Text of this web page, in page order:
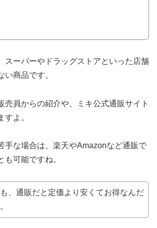
スーパーやドラッグストアといった店舗
い商品です。
売員からの紹介や、ミキ公式通販サイト
すよ。
手な場合は、楽天やAmazonなど通販で
も可能ですね。
、通販だと定価より安くてお得なんだ